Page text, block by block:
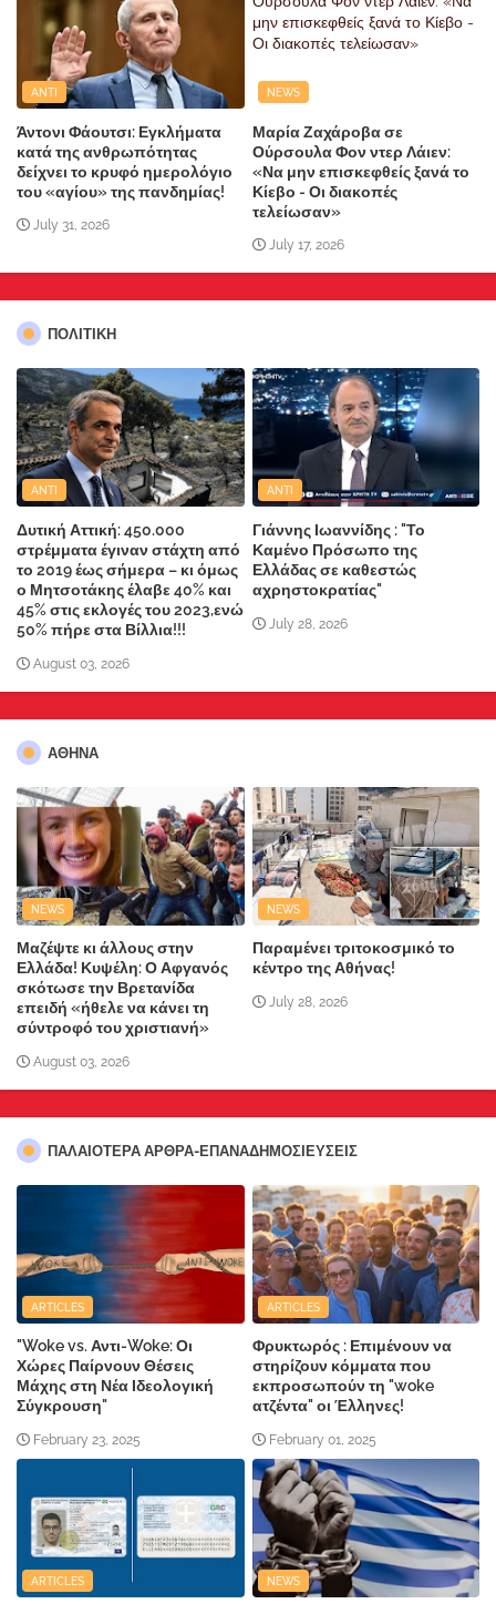
ANTI
Άντονι Φάουτσι: Εγκλήματα
κατά της ανθρωπότητας
δείχνει το κρυφό ημερολόγιο
του «αγίου» της πανδημίας!
July 31, 2026
NEWS
Μαρία Ζαχάροβα σε
Ούρσουλα Φον ντερ Λάιεν:
«Να μην επισκεφθείς ξανά το
Κίεβο - Οι διακοπές
τελείωσαν»
July 17, 2026
ΠΟΛΙΤΙΚΗ
ANTI
Δυτική Αττική: 450.000
στρέμματα έγιναν στάχτη από
το 2019 έως σήμερα – κι όμως
ο Μητσοτάκης έλαβε 40% και
45% στις εκλογές του 2023,ενώ
50% πήρε στα Βίλλια!!!
August 03, 2026
ANTI
Γιάννης Ιωαννίδης : "Το
Καμένο Πρόσωπο της
Ελλάδας σε καθεστώς
αχρηστοκρατίας"
July 28, 2026
ΑΘΗΝΑ
NEWS
Μαζέψτε κι άλλους στην
Ελλάδα! Κυψέλη: Ο Αφγανός
σκότωσε την Βρετανίδα
επειδή «ήθελε να κάνει τη
σύντροφό του χριστιανή»
August 03, 2026
NEWS
Παραμένει τριτοκοσμικό το
κέντρο της Αθήνας!
July 28, 2026
ΠΑΛΑΙΟΤΕΡΑ ΑΡΘΡΑ-ΕΠΑΝΑΔΗΜΟΣΙΕΥΣΕΙΣ
ARTICLES
"Woke vs. Αντι-Woke: Οι
Χώρες Παίρνουν Θέσεις
Μάχης στη Νέα Ιδεολογική
Σύγκρουση"
February 23, 2025
ARTICLES
Φρυκτωρός : Επιμένουν να
στηρίζουν κόμματα που
εκπροσωπούν τη "woke
ατζέντα" οι Έλληνες!
February 01, 2025
ARTICLES NEWS